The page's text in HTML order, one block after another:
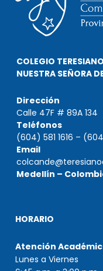
COLEGIO TERESIANO
NUESTRA SEÑORA
Dirección
Calle 47F # 89A 134
Teléfonos
(604) 581 1616 –
Email
Medellín –
HORARIO
Atención
Lunes a Viernes